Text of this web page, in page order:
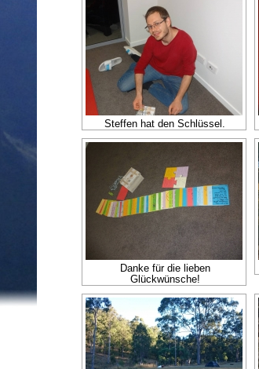
Steffen hat den Schlüssel.
Danke für die lieben
Glückwünsche!